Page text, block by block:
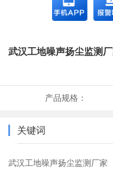
武汉工地噪声扬尘监测
产品规格：
关键词
武汉工地噪声扬尘监测厂家